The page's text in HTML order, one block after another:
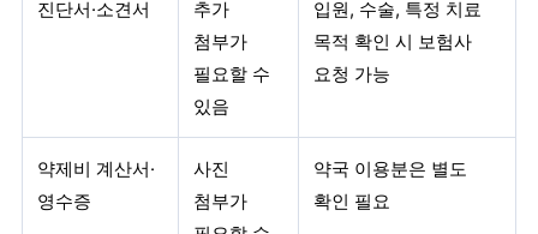
진단서·소견서
추가
첨부가
필요할 수
있음
입원, 수술, 특정 치료
목적 확인 시 보험사
요청 가능
약제비 계산서·
영수증
사진
첨부가
약국 이용분은 별도
확인 필요